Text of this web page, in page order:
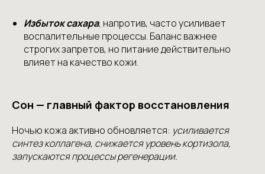
Избыток сахара, напротив, часто усиливает
воспалительные процессы. Баланс важнее
строгих запретов, но питание действительно
влияет на качество кожи.
Сон — главный фактор восстановления
Ночью кожа активно обновляется: усиливается
синтез коллагена, снижается уровень кортизола,
запускаются процессы регенерации.